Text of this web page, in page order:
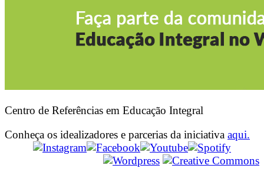
Centro de Referências em Educação Integral
Conheça os idealizadores e parcerias da iniciativa aqui.